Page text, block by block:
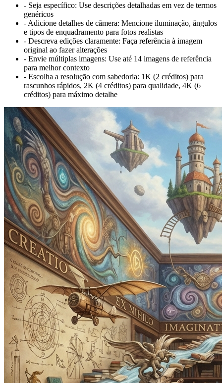
- Seja específico: Use descrições detalhadas em vez de termos
genéricos
- Adicione detalhes de câmera: Mencione iluminação, ângulos
e tipos de enquadramento para fotos realistas
- Descreva edições claramente: Faça referência à imagem
original ao fazer alterações
- Envie múltiplas imagens: Use até 14 imagens de referência
para melhor contexto
- Escolha a resolução com sabedoria: 1K (2 créditos) para
rascunhos rápidos, 2K (4 créditos) para qualidade, 4K (6
créditos) para máximo detalhe